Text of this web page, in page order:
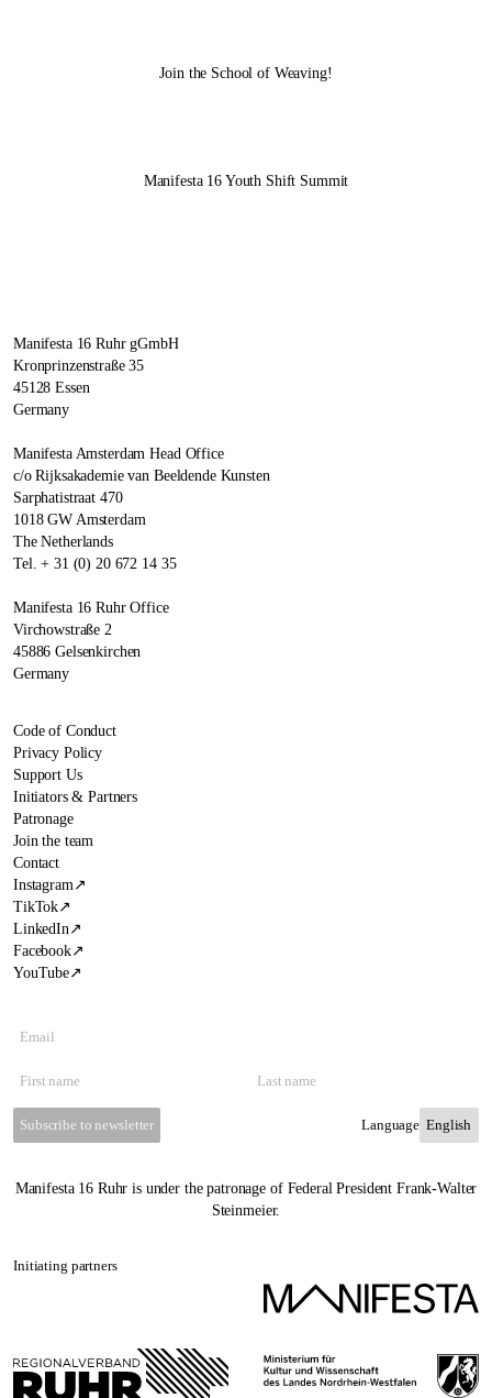
Join the School of Weaving!
Manifesta 16 Youth Shift Summit
Manifesta 16 Ruhr gGmbH
Kronprinzenstraße 35
45128 Essen
Germany
Manifesta Amsterdam Head Office
c/o Rijksakademie van Beeldende Kunsten
Sarphatistraat 470
1018 GW Amsterdam
The Netherlands
Tel. + 31 (0) 20 672 14 35
Manifesta 16 Ruhr Office
Virchowstraße 2
45886 Gelsenkirchen
Germany
Code of Conduct
Privacy Policy
Support Us
Initiators & Partners
Patronage
Join the team
Contact
Instagram↗
TikTok↗
LinkedIn↗
Facebook↗
YouTube↗
Subscribe to newsletter Language
Manifesta 16 Ruhr is under the patronage of Federal President Frank-Walter
Steinmeier.
Initiating partners